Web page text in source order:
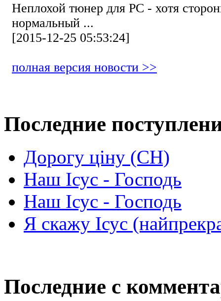
Неплохой тюнер для РС - хотя
нормальный ...
[2015-12-25 05:53:24]
полная версия новости >>
Последние
Дорогу ціну (СН)
Наш Ісус - Господь
Наш Ісус - Господь
Я скажу Ісус
Последние с